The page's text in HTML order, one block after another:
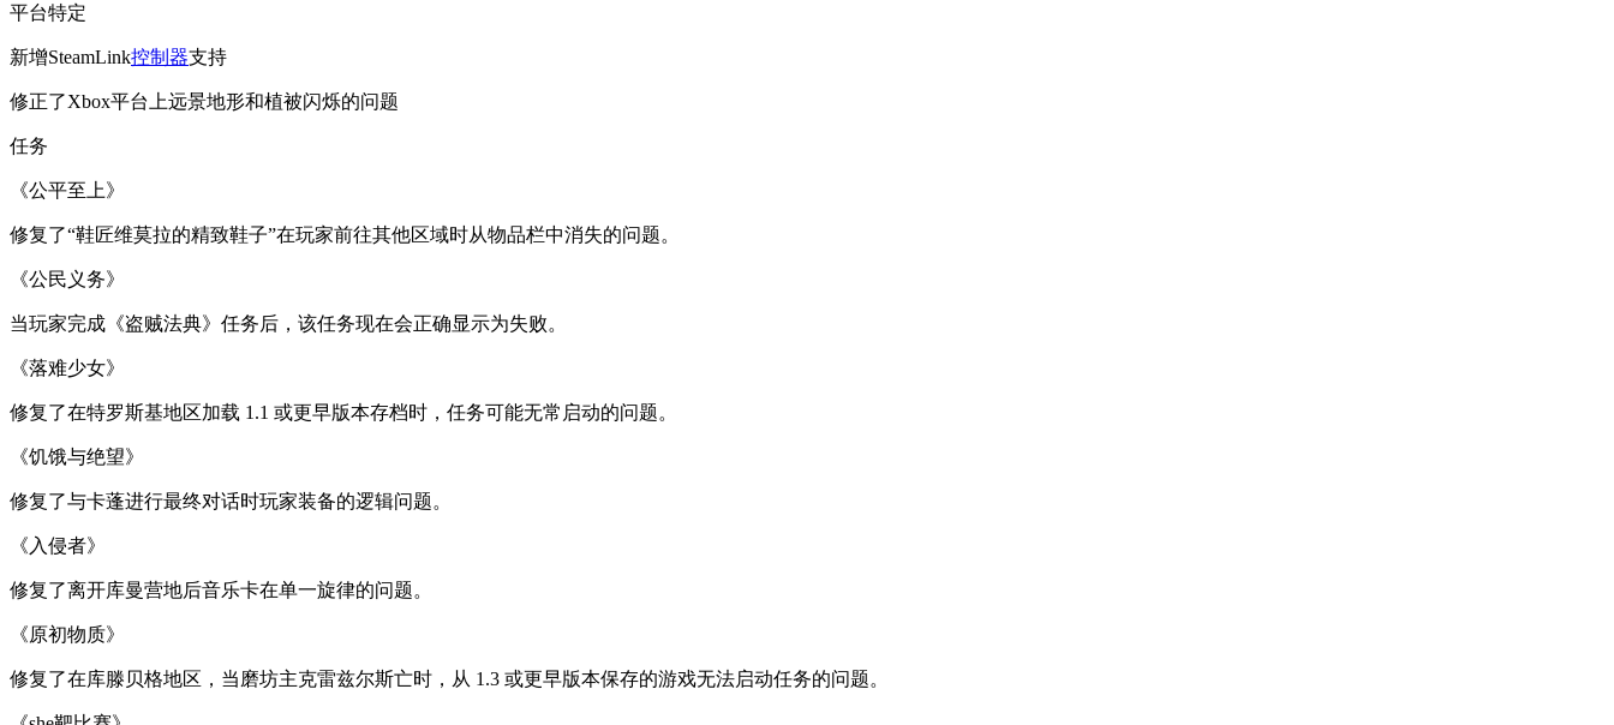
平台特定
新增SteamLink控制器支持
修正了Xbox平台上远景地形和植被闪烁的问题
任务
《公平至上》
修复了“鞋匠维莫拉的精致鞋子”在玩家前往其他区域时从物品栏中消失的问题。
《公民义务》
当玩家完成《盗贼法典》任务后，该任务现在会正确显示为失败。
《落难少女》
修复了在特罗斯基地区加载 1.1 或更早版本存档时，任务可能无常启动的问题。
《饥饿与绝望》
修复了与卡蓬进行最终对话时玩家装备的逻辑问题。
《入侵者》
修复了离开库曼营地后音乐卡在单一旋律的问题。
《原初物质》
修复了在库滕贝格地区，当磨坊主克雷兹尔斯亡时，从 1.3 或更早版本保存的游戏无法启动任务的问题。